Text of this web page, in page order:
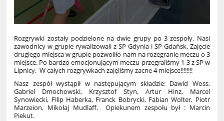
Rozgrywki zostały podzielone na dwie grupy po 3 zespoły. Nasi
zawodnicy w grupie rywalizowali z SP Gdynia i SP Gdańsk. Zajęcie
drugiego miejsca w grupie pozwoliło nam na rozegranie meczu o 3
miejsce. Po bardzo emocjonującym meczu przegraliśmy 1-3 z SP w
Lipnicy. W całych rozgrywkach zajęliśmy zacne 4 miejsce!!!!!!!!
Nasz zespół wystąpił w następującym składzie: Dawid Woss,
Gabriel Dmochowski, Krzysztof Styn, Artur Hinz, Marcel
Synowiecki, Filip Haberka, Franck Bobrycki, Fabian Wolter, Piotr
Marzeion, Mikołaj Mudlaff. Opiekunem zespołu był : Marcin
Piekut.